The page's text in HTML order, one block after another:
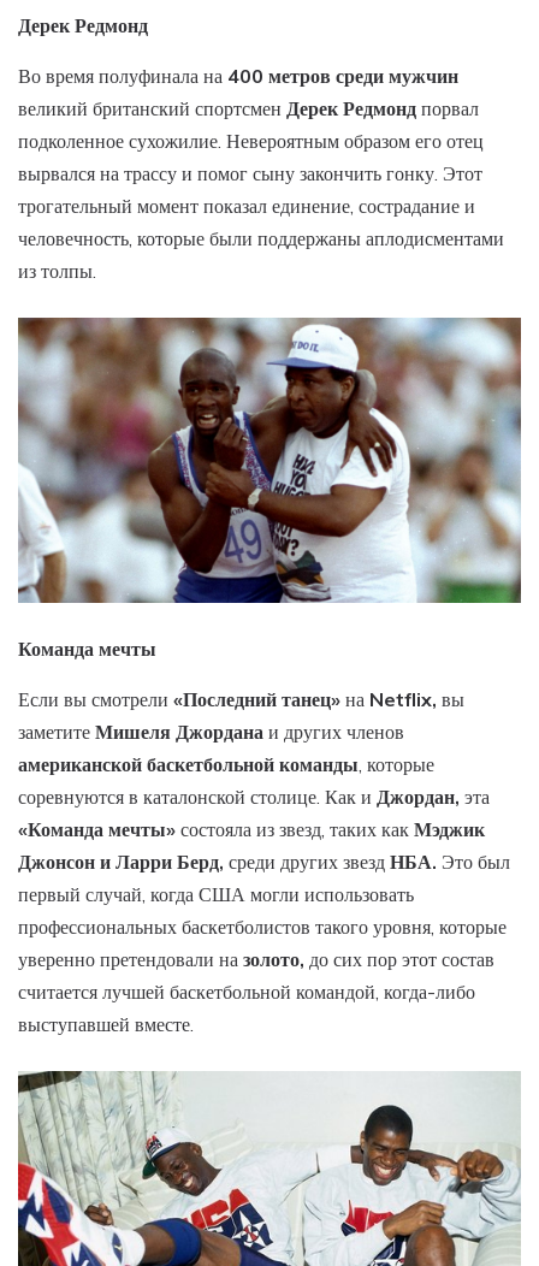
Дерек Редмонд
Во время полуфинала на 400 метров среди мужчин
великий британский спортсмен Дерек Редмонд порвал
подколенное сухожилие. Невероятным образом его отец
вырвался на трассу и помог сыну закончить гонку. Этот
трогательный момент показал единение, сострадание и
человечность, которые были поддержаны аплодисментами
из толпы.
Команда мечты
Если вы смотрели «Последний танец» на Netflix, вы
заметите Мишеля Джордана и других членов
американской баскетбольной команды, которые
соревнуются в каталонской столице. Как и Джордан, эта
«Команда мечты» состояла из звезд, таких как Мэджик
Джонсон и Ларри Берд, среди других звезд НБА. Это был
первый случай, когда США могли использовать
профессиональных баскетболистов такого уровня, которые
уверенно претендовали на золото, до сих пор этот состав
считается лучшей баскетбольной командой, когда-либо
выступавшей вместе.